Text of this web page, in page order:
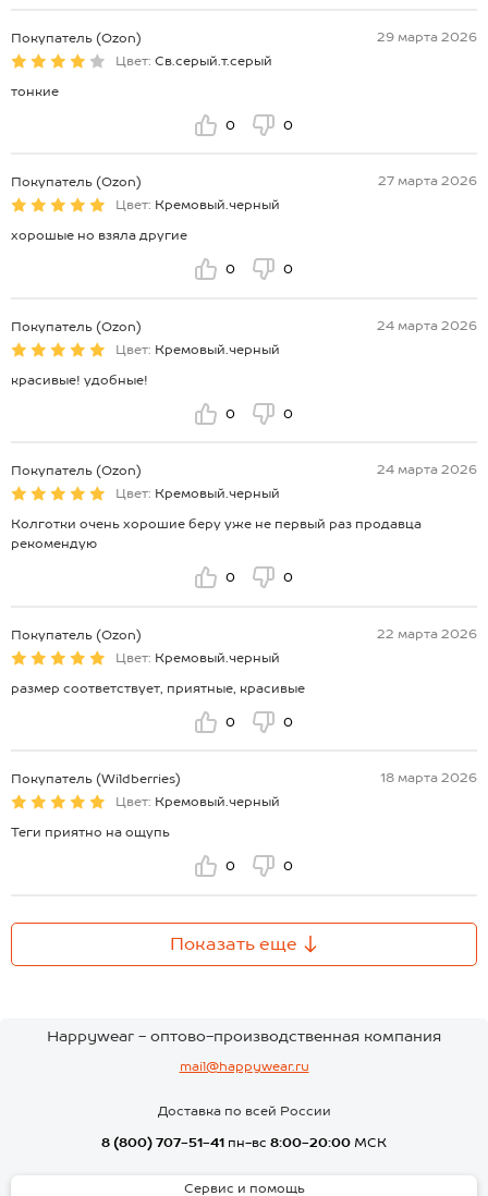
Покупатель (Ozon)
29 марта 2026
Цвет: Св.серый.т.серый
тонкие
0 0
Покупатель (Ozon)
27 марта 2026
Цвет: Кремовый.черный
хорошые но взяла другие
0 0
Покупатель (Ozon)
24 марта 2026
Цвет: Кремовый.черный
красивые! удобные!
0 0
Покупатель (Ozon)
24 марта 2026
Цвет: Кремовый.черный
Колготки очень хорошие беру уже не первый раз продавца
рекомендую
0 0
Покупатель (Ozon)
22 марта 2026
Цвет: Кремовый.черный
размер соответствует, приятные, красивые
0 0
Покупатель (Wildberries)
18 марта 2026
Цвет: Кремовый.черный
Теги приятно на ощупь
0 0
Показать еще
Happywear - оптово-производственная компания
mail@happywear.ru
Доставка по всей России
8 (800) 707-51-41 пн-вс 8:00-20:00 МСК
Сервис и помощь